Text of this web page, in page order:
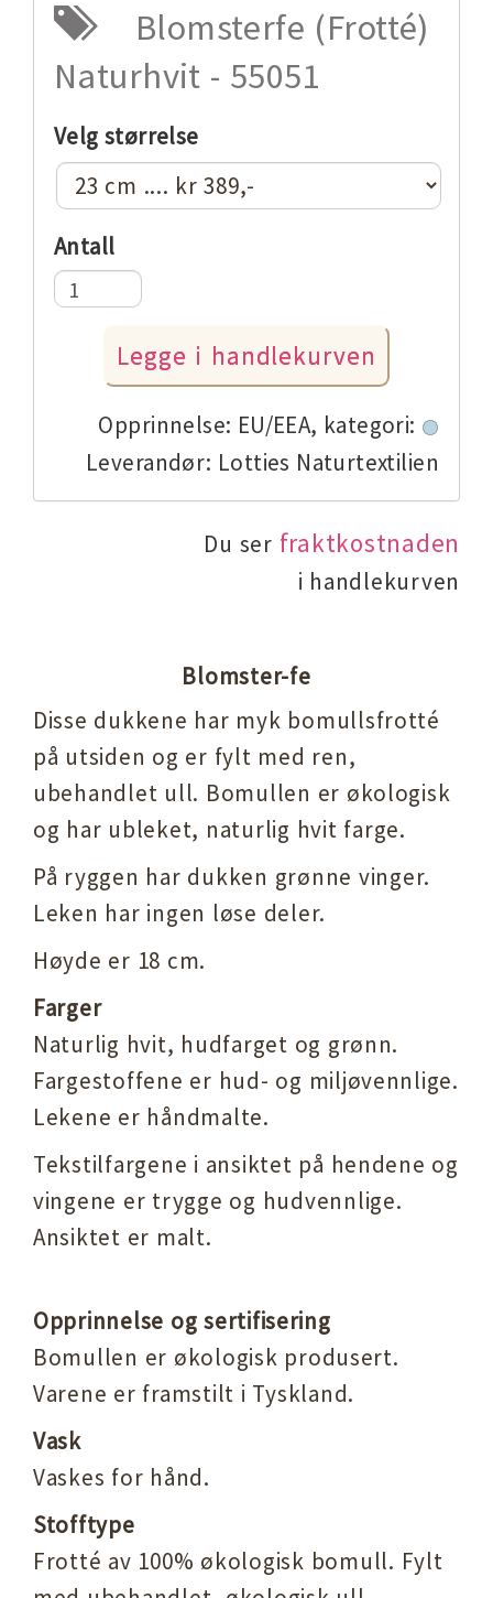
Blomsterfe (Frotté)
Naturhvit - 55051
Velg størrelse
Antall
Opprinnelse: EU/EEA, kategori:
Leverandør: Lotties Naturtextilien
Du ser fraktkostnaden
i handlekurven
Blomster-fe
Disse dukkene har myk bomullsfrotté
på utsiden og er fylt med ren,
ubehandlet ull. Bomullen er økologisk
og har ubleket, naturlig hvit farge.
På ryggen har dukken grønne vinger.
Leken har ingen løse deler.
Høyde er 18 cm.
Farger
Naturlig hvit, hudfarget og grønn.
Fargestoffene er hud- og miljøvennlige.
Lekene er håndmalte.
Tekstilfargene i ansiktet på hendene og
vingene er trygge og hudvennlige.
Ansiktet er malt.
Opprinnelse og sertifisering
Bomullen er økologisk produsert.
Varene er framstilt i Tyskland.
Vask
Vaskes for hånd.
Stofftype
Frotté av 100% økologisk bomull. Fylt